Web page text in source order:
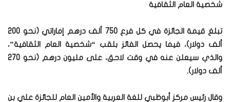
شخصية العام الثقافية
تبلغ قيمة الجائزة في كل فرع 750 ألف درهم إماراتي (نحو 200
ألف دولار)، فيما يحصل الفائز بلقب “شخصية العام الثقافية”،
والذي سيعلن عنه في وقت لاحق، على مليون درهم (نحو 270
ألف دولار).
وقال رئيس مركز أبوظبي للغة العربية والأمين العام للجائزة علي بن